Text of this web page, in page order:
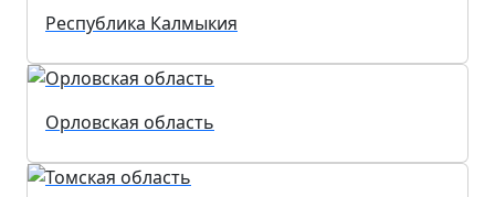
Республика Калмыкия
Орловская область